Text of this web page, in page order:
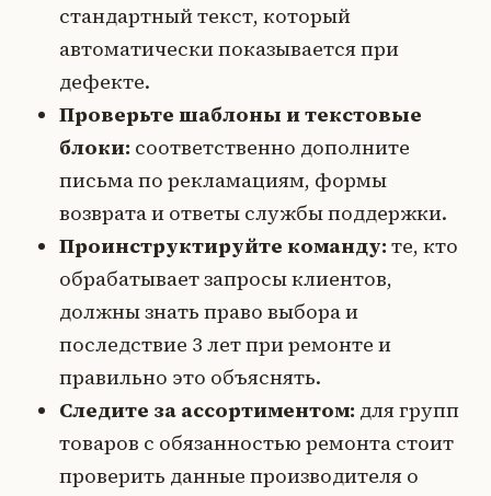
стандартный текст, который
автоматически показывается при
дефекте.
Проверьте шаблоны и текстовые
блоки: соответственно дополните
письма по рекламациям, формы
возврата и ответы службы поддержки.
Проинструктируйте команду: те, кто
обрабатывает запросы клиентов,
должны знать право выбора и
последствие 3 лет при ремонте и
правильно это объяснять.
Следите за ассортиментом: для групп
товаров с обязанностью ремонта стоит
проверить данные производителя о